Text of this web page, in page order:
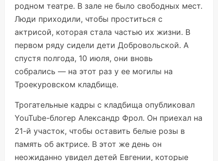
родном театре. В зале не было свободных мест.
Люди приходили, чтобы проститься с
актрисой, которая стала частью их жизни. В
первом ряду сидели дети Добровольской. А
спустя полгода, 10 июля, они вновь
собрались — на этот раз у ее могилы на
Троекуровском кладбище.
Трогательные кадры с кладбища опубликовал
YouTube-блогер Александр Фрол. Он приехал на
21-й участок, чтобы оставить белые розы в
память об актрисе. В этот же день он
неожиданно увидел детей Евгении, которые